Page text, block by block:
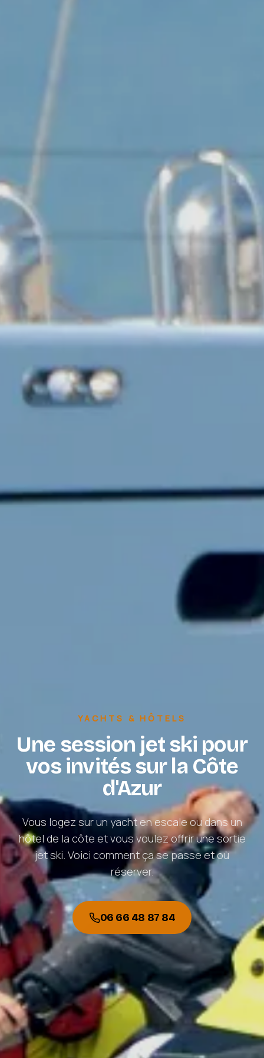
YACHTS & HÔTELS
Une session jet ski pour
vos invités sur la Côte
d'Azur
Vous logez sur un yacht en escale ou dans un
hôtel de la côte et vous voulez offrir une sortie
jet ski. Voici comment ça se passe et où
réserver.
06 66 48 87 84